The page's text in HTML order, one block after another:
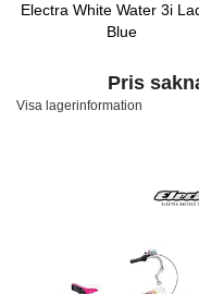
Electra White Water 3i
Blue
Pris
Visa lagerinformation